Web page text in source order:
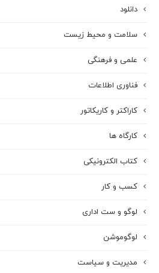
دانلود
سلامت و محیط زیست
علمی و فرهنگی
فناوری اطلاعات
کاراکتر و کاریکاتور
کارگاه ها
کتاب الکترونیکی
کسب و کار
لوگو و ست اداری
لوگوموشن
مدیریت و سیاست